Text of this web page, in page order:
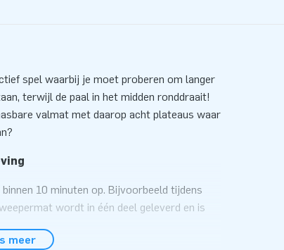
spel waarbij je moet proberen om langer
terwijl de paal in het midden ronddraait!
valmat met daarop acht plateaus waar
10 minuten op. Bijvoorbeeld tijdens
wordt in één deel geleverd en is
handleiding. Uiteraard is de
meer